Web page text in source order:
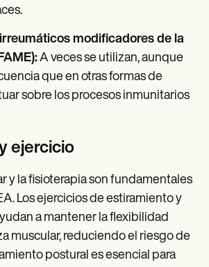
modificadores de la
A veces se utilizan, aunque
que en otras formas de
sobre los procesos inmunitarios
ejercicio
y la fisioterapia son fundamentales
Los ejercicios de estiramiento y
a mantener la flexibilidad
muscular, reduciendo el riesgo de
postural es esencial para